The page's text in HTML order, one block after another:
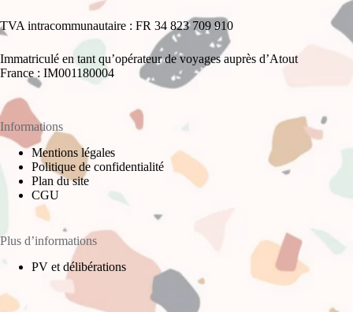
TVA intracommunautaire : FR 34 823 709 910
Immatriculé en tant qu’opérateur de voyages auprès d’Atout
France : IM001180004
Informations
Mentions légales
Politique de confidentialité
Plan du site
CGU
Plus d’informations
PV et délibérations